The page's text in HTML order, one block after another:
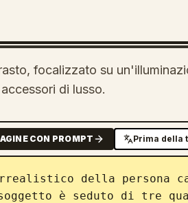
focalizzato su
di lusso.
CON PROMPT Prima della
della persona
è seduto di tre